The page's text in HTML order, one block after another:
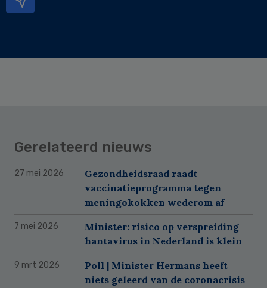
Gerelateerd nieuws
27 mei 2026
Gezondheidsraad raadt
vaccinatieprogramma tegen
meningokokken wederom af
7 mei 2026
Minister: risico op verspreiding
hantavirus in Nederland is klein
9 mrt 2026
Poll | Minister Hermans heeft
niets geleerd van de coronacrisis